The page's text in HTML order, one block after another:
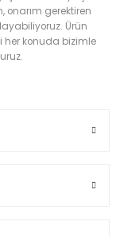
onarım gerektiren
Ürün
her konuda bizimle